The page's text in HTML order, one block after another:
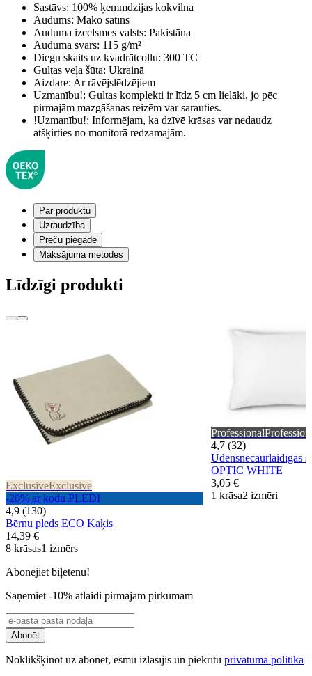
Sastāvs: 100% ķemmdzijas kokvilna
Audums: Mako satīns
Auduma izcelsmes valsts: Pakistāna
Auduma svars: 115 g/m²
Diegu skaits uz kvadrātcollu: 300 TC
Gultas veļa šūta: Ukrainā
Aizdare: Ar rāvējslēdzējiem
Uzmanību!: Gultas komplekti ir līdz 5 cm lielāki, jo pēc
pirmajām mazgāšanas reizēm var sarauties.
!Uzmanību!: Informējam, ka dzīvē krāsas var nedaudz
atšķirties no monitorā redzamajām.
Par produktu
Uzraudzība
Preču piegāde
Maksājuma metodes
Līdzīgi produkti
ExclusiveExclusive
-20% ar kodu PLEDI
4,9 (130)
Bērnu pleds ECO Kaķis
14,39 €
8 krāsas1 izmērs
Professional
4,7 (32)
Ūdensnecaurlaidīgas
OPTIC WHITE
3,05 €
1 krāsa2 izmēri
Abonējiet biļetenu!
Saņemiet -10% atlaidi pirmajam pirkumam
Abonēt
Noklikšķinot uz abonēt, esmu izlasījis un piekrītu privātuma politika